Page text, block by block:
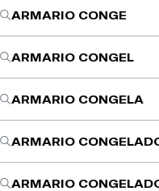
ARMARIO CONGE
ARMARIO CONGEL
ARMARIO CONGELA
ARMARIO
ARMARIO